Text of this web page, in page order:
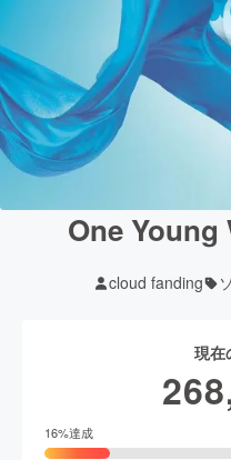
One Young
cloud fanding
現在
16%達成